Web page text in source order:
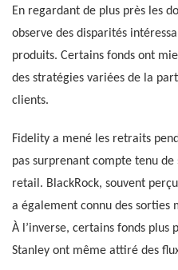
En regardant de plus près les
observe des disparités
produits. Certains fonds ont
des stratégies variées de la
clients.
Fidelity a mené les retraits
pas surprenant compte tenu
retail. BlackRock, souvent
a également connu des sorties
À l’inverse, certains fonds
Stanley ont même attiré des